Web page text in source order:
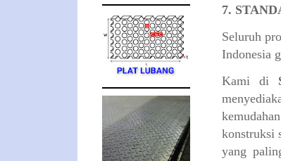
7.
Seluruh
Indonesia
​Kami di
konstruksi
yang